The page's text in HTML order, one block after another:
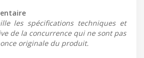
les spécifications techniques et
de la concurrence qui ne sont pas
originale du produit.